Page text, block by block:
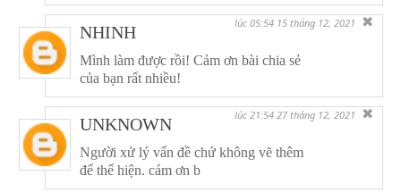
NHINH lúc 05:54 15 tháng 12, 2021 ✖
Mình làm được rồi! Cảm ơn bài chia sẻ
của bạn rất nhiều!
UNKNOWN lúc 21:54 27 tháng 12, 2021 ✖
Người xử lý vấn đề chứ không vẽ thêm
để thể hiện. cám ơn b